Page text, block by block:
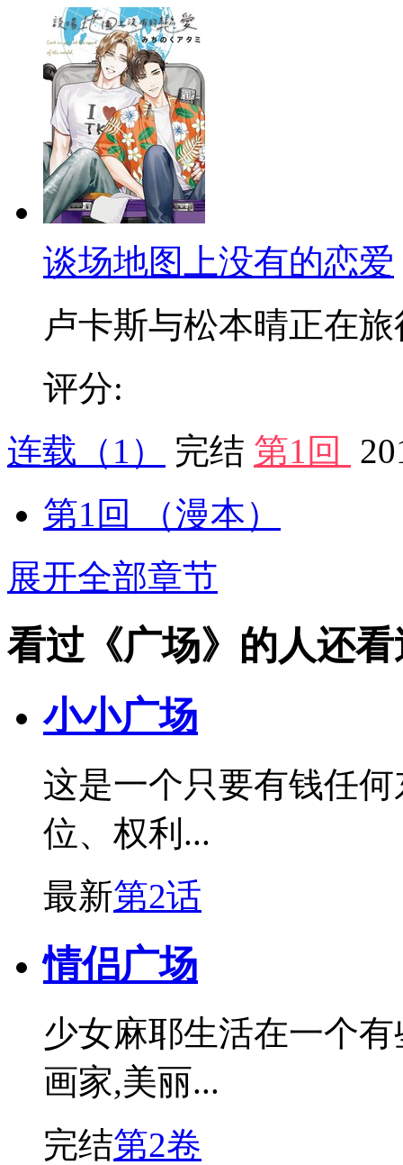
谈场地图上没有的恋爱
卢卡斯与松本晴正在旅
评分:
连载 （1） 完结 第1回
第1回
（漫本）
展开全部章节
看过《广场》的人还看
小小广场
这是一个只要有钱任
位、权利...
最新第2话
情侣广场
少女麻耶生活在一个
画家,美丽...
完结第2卷